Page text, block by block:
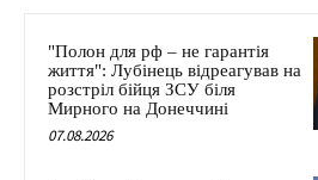
"Полон для рф – не гарантія
життя": Лубінець відреагував на
розстріл бійця ЗСУ біля
Мирного на Донеччині
07.08.2026